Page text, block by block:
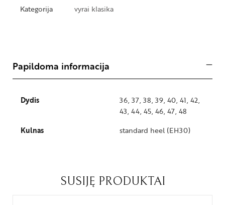
Kategorija
vyrai klasika
Papildoma informacija
Dydis
36, 37, 38, 39, 40, 41, 42,
43, 44, 45, 46, 47, 48
Kulnas
standard heel (EH30)
SUSIJĘ PRODUKTAI